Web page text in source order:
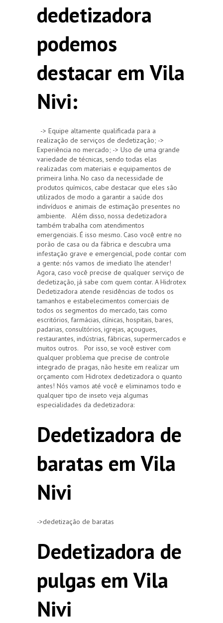
dedetizadora
podemos
destacar em Vila
Nivi:
-> Equipe altamente qualificada para a
realização de serviços de dedetização; ->
Experiência no mercado; -> Uso de uma grande
variedade de técnicas, sendo todas elas
realizadas com materiais e equipamentos de
primeira linha. No caso da necessidade de
produtos químicos, cabe destacar que eles são
utilizados de modo a garantir a saúde dos
indivíduos e animais de estimação presentes no
ambiente. Além disso, nossa dedetizadora
também trabalha com atendimentos
emergenciais. É isso mesmo. Caso você entre no
porão de casa ou da fábrica e descubra uma
infestação grave e emergencial, pode contar com
a gente: nós vamos de imediato lhe atender!
Agora, caso você precise de qualquer serviço de
dedetização, já sabe com quem contar. A Hidrotex
Dedetizadora atende residências de todos os
tamanhos e estabelecimentos comerciais de
todos os segmentos do mercado, tais como
escritórios, farmácias, clínicas, hospitais, bares,
padarias, consultórios, igrejas, açougues,
restaurantes, indústrias, fábricas, supermercados e
muitos outros. Por isso, se você estiver com
qualquer problema que precise de controle
integrado de pragas, não hesite em realizar um
orçamento com Hidrotex dedetizadora o quanto
antes! Nós vamos até você e eliminamos todo e
qualquer tipo de inseto veja algumas
especialidades da dedetizadora:
Dedetizadora de
baratas em Vila
Nivi
->dedetização de baratas
Dedetizadora de
pulgas em Vila
Nivi